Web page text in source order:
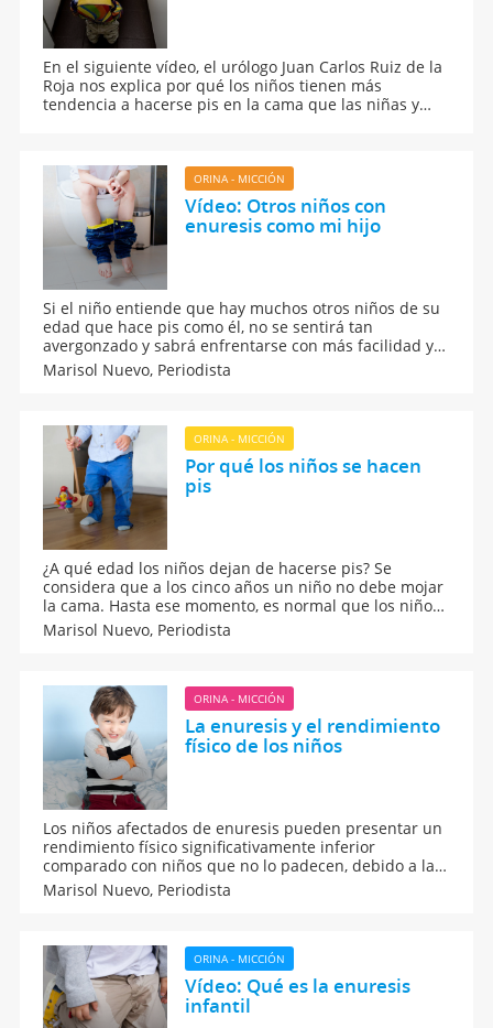
En el siguiente vídeo, el urólogo Juan Carlos Ruiz de la
Roja nos explica por qué los niños tienen más
tendencia a hacerse pis en la cama que las niñas y
ORINA - MICCIÓN
Vídeo: Otros niños con
enuresis como mi hijo
Si el niño entiende que hay muchos otros niños de su
edad que hace pis como él, no se sentirá tan
avergonzado y sabrá enfrentarse con más facilidad y
seguridad el problema. Es aconsejable que el niño
sepa que él no es el único niño con este problema
Marisol Nuevo, Periodista
ORINA - MICCIÓN
Por qué los niños se hacen
pis
¿A qué edad los niños dejan de hacerse pis? Se
considera que a los cinco años un niño no debe mojar
la cama. Hasta ese momento, es normal que los niños
hayan pasado por diferentes etapas desde la primera
retirada del pañal durante el día, hasta que llegan al
vejiga es un error.
Marisol Nuevo, Periodista
ORINA - MICCIÓN
La enuresis y el rendimiento
físico de los niños
Los niños afectados de enuresis pueden presentar un
rendimiento físico significativamente inferior
comparado con niños que no lo padecen, debido a la
baja calidad del sueño que padecen. Los niños que se
orinan encima o en la cama duermen mal y eso acaba
Marisol Nuevo, Periodista
ORINA - MICCIÓN
Vídeo: Qué es la enuresis
infantil